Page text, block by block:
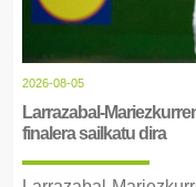
2026-08-05
Larrazabal-
finalera sailkatu dira